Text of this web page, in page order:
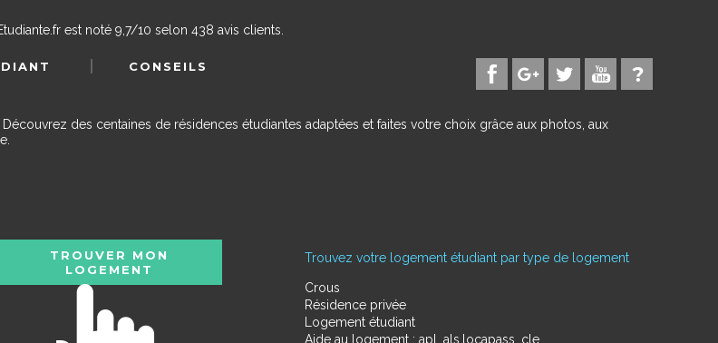
est noté 9,7/10 selon 438 avis clients.
CONSEILS
des centaines de résidences étudiantes adaptées et faites votre choix grâce aux photos, aux
Trouvez votre logement étudiant par type de logement
Crous
Résidence privée
Logement étudiant
Aide au logement : apl, als,locapass, cle
TROUVER MON
LOGEMENT